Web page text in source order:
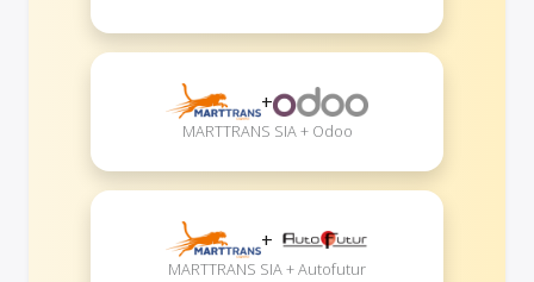
+
MARTTRANS SIA + Odoo
+
MARTTRANS SIA + Autofutur